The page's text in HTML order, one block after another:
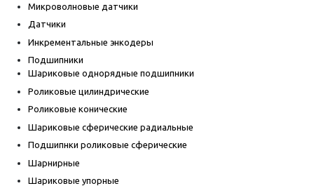
Микроволновые датчики
Датчики
Инкрементальные энкодеры
Подшипники
Шариковые однорядные подшипники
Роликовые цилиндрические
Роликовые конические
Шариковые сферические радиальные
Подшипнки роликовые сферические
Шарнирные
Шариковые упорные